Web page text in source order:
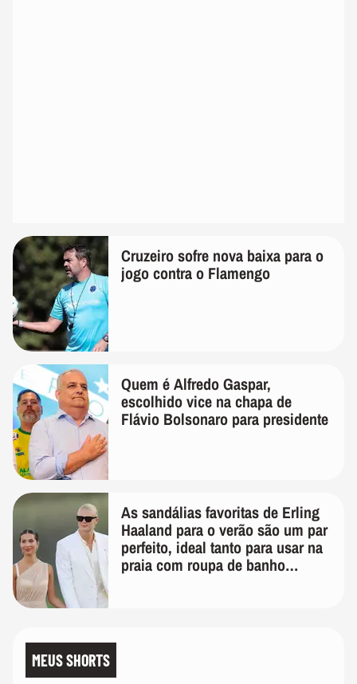
Cruzeiro sofre nova baixa para o
jogo contra o Flamengo
Quem é Alfredo Gaspar,
escolhido vice na chapa de
Flávio Bolsonaro para presidente
As sandálias favoritas de Erling
Haaland para o verão são um par
perfeito, ideal tanto para usar na
praia com roupa de banho
MEUS SHORTS